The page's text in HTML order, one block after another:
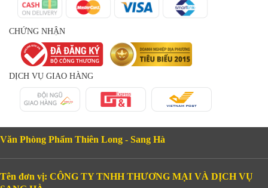
CHỨNG NHẬN
DỊCH VỤ GIAO HÀNG
Văn Phòng Phẩm Thiên Long - Sang Hà
Tên đơn vị: CÔNG TY TNHH THƯƠNG MẠI VÀ DỊCH VỤ